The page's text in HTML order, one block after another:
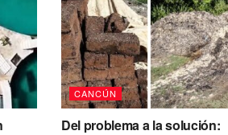
CANCÚN
Del problema a la solución: